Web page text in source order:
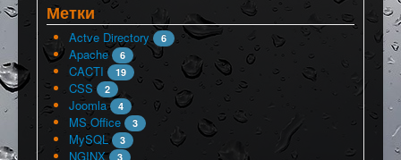
Метки
Actve Directory 6
Apache 6
CACTI 19
CSS 2
Joomla 4
MS Office 3
MySQL 3
NGINX 3